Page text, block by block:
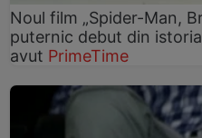
Noul film „Spider-Man,
puternic debut din
avut PrimeTime